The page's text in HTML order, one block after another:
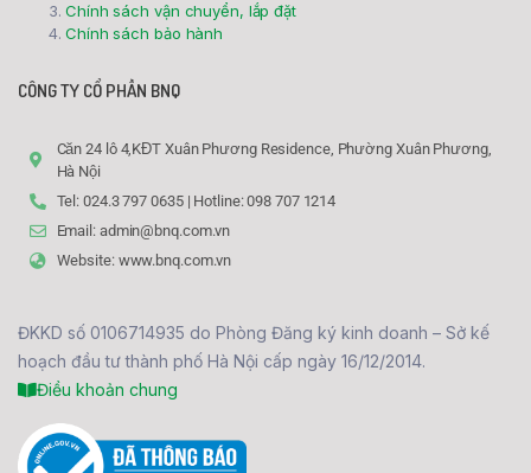
Chính sách vận chuyển, lắp đặt
Chính sách bảo hành
CÔNG TY CỔ PHẦN BNQ
Căn 24 lô 4,KĐT Xuân Phương Residence, Phường Xuân Phương,
Hà Nội
Tel: 024.3 797 0635 | Hotline: 098 707 1214
Email: admin@bnq.com.vn
Website: www.bnq.com.vn
ĐKKD số 0106714935 do Phòng Đăng ký kinh doanh – Sở kế
hoạch đầu tư thành phố Hà Nội cấp ngày 16/12/2014.
Điều khoản chung